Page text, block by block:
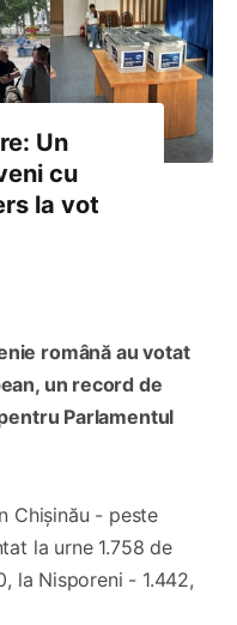
Un
cu
la vot
română au votat
un record de
Parlamentul
Chișinău - peste
la urne 1.758 de
la Nisporeni - 1.442,